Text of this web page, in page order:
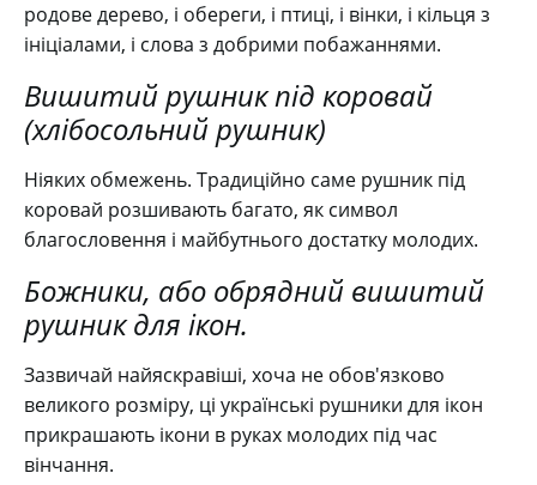
родове дерево, і обереги, і птиці, і вінки, і кільця з
ініціалами, і слова з добрими побажаннями.
Вишитий рушник під коровай
(хлібосольний рушник)
Ніяких обмежень. Традиційно саме рушник під
коровай розшивають багато, як символ
благословення і майбутнього достатку молодих.
Божники, або обрядний вишитий
рушник для ікон.
Зазвичай найяскравіші, хоча не обов'язково
великого розміру, ці українські рушники для ікон
прикрашають ікони в руках молодих під час
вінчання.